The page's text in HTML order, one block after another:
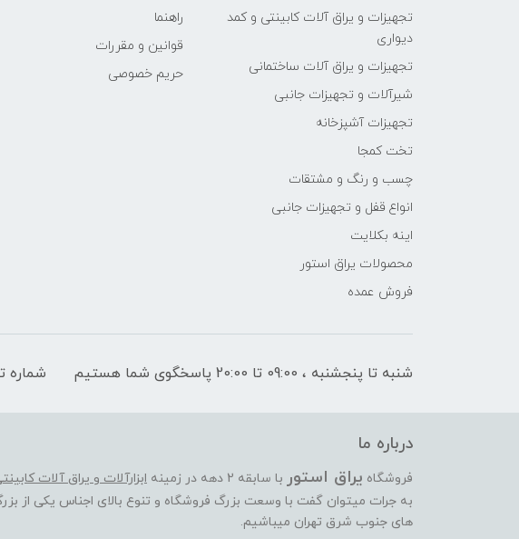
تجهیزات و یراق آلات کابینتی و کمد
دیواری
تجهیزات و یراق آلات ساختمانی
شیرآلات و تجهیزات جانبی
تجهیزات آشپزخانه
تخت کمجا
چسب و رنگ و مشتقات
انواع قفل و تجهیزات جانبی
اینه بکلایت
محصولات یراق استور
فروش عمده
راهنما
قوانین و مقررات
حریم خصوصی
شنبه تا پنجشنبه ، 09:00 تا 20:00 پاسخگوی شما هستیم شماره
درباره ما
فروشگاه یراق استور با سابقه 2 دهه در زمینه ابزارآلات و یراق آلات
به جرات میتوان گفت با وسعت بزرگ فروشگاه و تنوع بالای اجناس یکی از
های جنوب شرق تهران میباشیم.